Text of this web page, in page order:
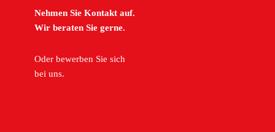
Nehmen Sie Kontakt auf.
Wir beraten Sie gerne.
Oder bewerben Sie sich
bei uns.